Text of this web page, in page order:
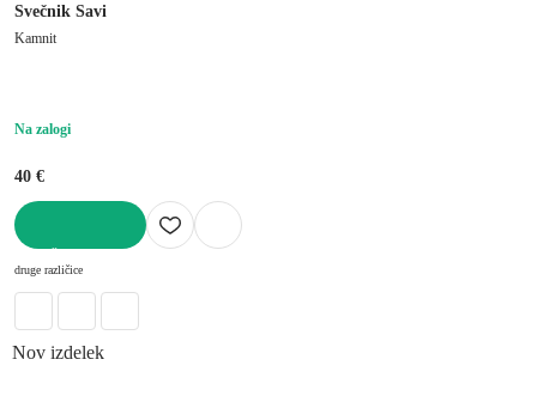
Svečnik Savi
Kamnit
Na zalogi
40 €
druge različice
Nov izdelek